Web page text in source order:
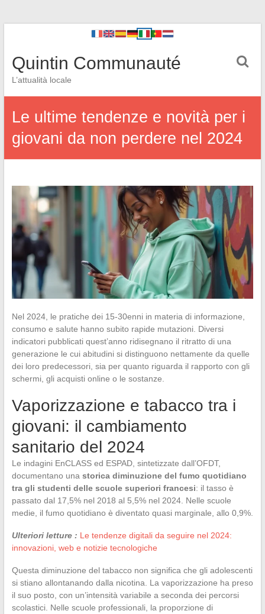
Quintin Communauté
L’attualità locale
Le ultime tendenze e novità per i
giovani da non perdere nel 2024
Nel 2024, le pratiche dei 15-30enni in materia di informazione,
consumo e salute hanno subito rapide mutazioni. Diversi
indicatori pubblicati quest’anno ridisegnano il ritratto di una
generazione le cui abitudini si distinguono nettamente da quelle
dei loro predecessori, sia per quanto riguarda il rapporto con gli
schermi, gli acquisti online o le sostanze.
Vaporizzazione e tabacco tra i
giovani: il cambiamento
sanitario del 2024
Le indagini EnCLASS ed ESPAD, sintetizzate dall’OFDT,
documentano una storica diminuzione del fumo quotidiano
tra gli studenti delle scuole superiori francesi: il tasso è
passato dal 17,5% nel 2018 al 5,5% nel 2024. Nelle scuole
medie, il fumo quotidiano è diventato quasi marginale, allo 0,9%.
Ulteriori letture : Le tendenze digitali da seguire nel 2024:
innovazioni, web e notizie tecnologiche
Questa diminuzione del tabacco non significa che gli adolescenti
si stiano allontanando dalla nicotina. La vaporizzazione ha preso
il suo posto, con un’intensità variabile a seconda dei percorsi
scolastici. Nelle scuole professionali, la proporzione di